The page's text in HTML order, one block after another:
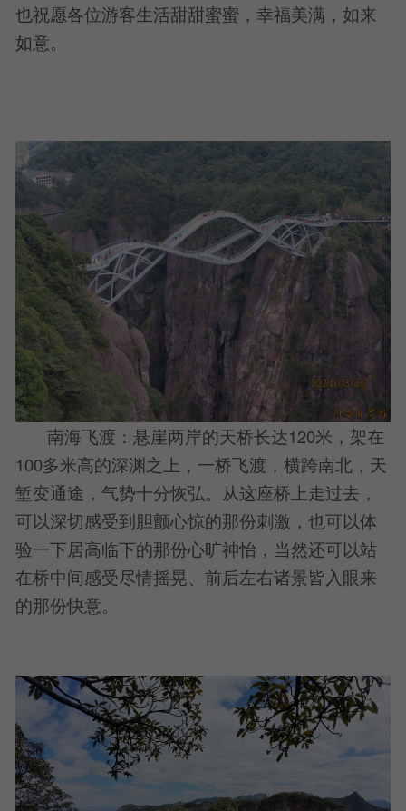
也祝愿各位游客生活甜甜蜜蜜，幸福美满，如来
如意。
南海飞渡：悬崖两岸的天桥长达120米，架在
100多米高的深渊之上，一桥飞渡，横跨南北，天
堑变通途，气势十分恢弘。从这座桥上走过去，
可以深切感受到胆颤心惊的那份刺激，也可以体
验一下居高临下的那份心旷神怡，当然还可以站
在桥中间感受尽情摇晃、前后左右诸景皆入眼来
的那份快意。